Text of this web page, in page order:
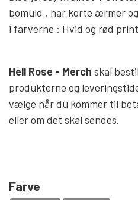
WET-
YFD -
YFD -
YFD -
HELL ROSE -
bomuld , har korte ærmer
i farverne : Hvid og rød
Hell Rose - Merch skal
produkterne og
vælge når du kommer til
eller om det skal sendes.
Farve